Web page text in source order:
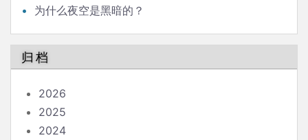
为什么夜空是黑暗的？
归档
2026
2025
2024